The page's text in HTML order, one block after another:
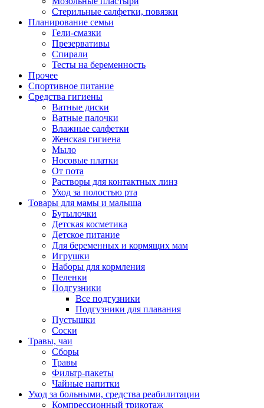
Стерильные салфетки, повязки
Планирование семьи
Гели-смазки
Презервативы
Спирали
Тесты на беременность
Прочее
Спортивное питание
Средства гигиены
Ватные диски
Ватные палочки
Влажные салфетки
Женская гигиена
Мыло
Носовые платки
От пота
Растворы для контактных линз
Уход за полостью рта
Товары для мамы и малыша
Бутылочки
Детская косметика
Детское питание
Для беременных и кормящих мам
Игрушки
Наборы для кормления
Пеленки
Подгузники
Все подгузники
Подгузники для плавания
Пустышки
Соски
Травы, чаи
Сборы
Травы
Фильтр-пакеты
Чайные напитки
Уход за больными, средства реабилитации
Компрессионный трикотаж